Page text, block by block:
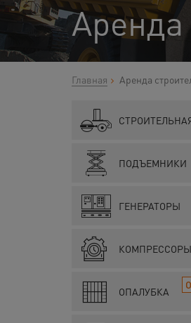
Аренда
Главная Аренда
ПОДЪЕМНИКИ
ГЕНЕРАТОРЫ
КОМПРЕССОРЫ
ОПАЛУБКА